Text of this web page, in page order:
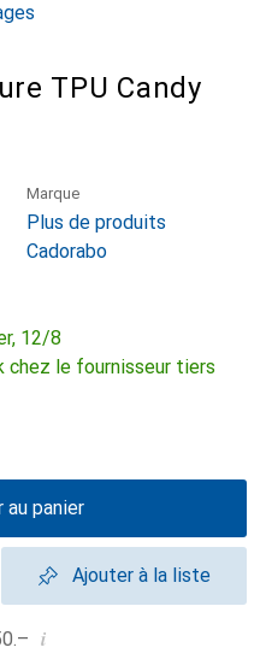
TPU Candy
Marque
Plus de produits
Cadorabo
12/8
chez le fournisseur tiers
au panier
Ajouter à la liste
i